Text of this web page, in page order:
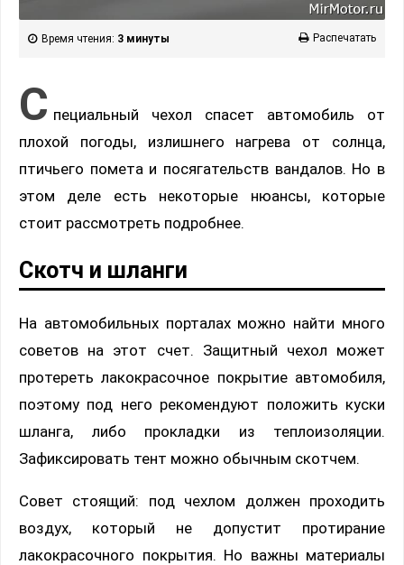
Время чтения: 3 минуты Распечатать
С пециальный чехол спасет автомобиль от
плохой погоды, излишнего нагрева от солнца,
птичьего помета и посягательств вандалов. Но в
этом деле есть некоторые нюансы, которые
стоит рассмотреть подробнее.
Скотч и шланги
На автомобильных порталах можно найти много
советов на этот счет. Защитный чехол может
протереть лакокрасочное покрытие автомобиля,
поэтому под него рекомендуют положить куски
шланга, либо прокладки из теплоизоляции.
Зафиксировать тент можно обычным скотчем.
Совет стоящий: под чехлом должен проходить
воздух, который не допустит протирание
лакокрасочного покрытия. Но важны материалы